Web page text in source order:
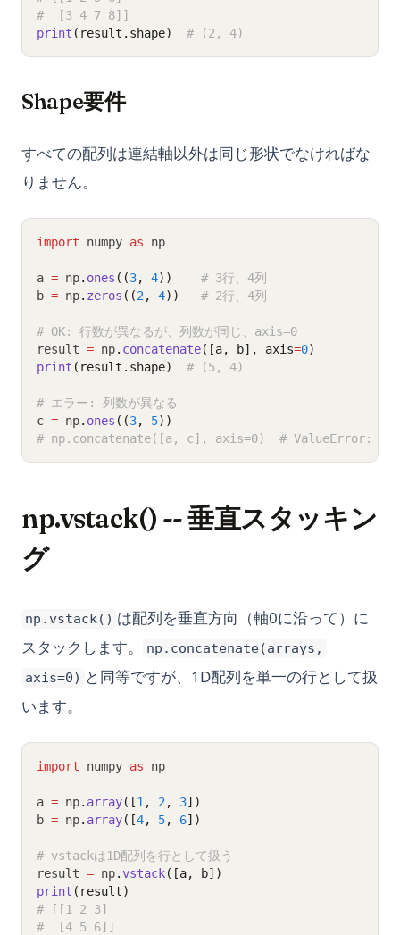
#  [3 4 7 8]]
print (result.shape) # (2, 4)
Shape要件
すべての配列は連結軸以外は同じ形状でなければな
りません。
import numpy as np
a = np. ones ((3, 4))
# 3行、4列
b = np. zeros ((2 , 4)) # 2行、4列
# OK: 行数が異なるが、列数が同じ、axis=0
result = np. concatenate([a, b], axis=0)
print (result.shape) # (5, 4)
# エラー: 列数が異なる
c = np. ones ((3, 5))
# np.concatenate([a, c], axis=0)  # ValueError:
np.vstack() -- 垂直スタッキン
グ
np.vstack() は配列を垂直方向（軸0に沿って）に
スタックします。
np.concatenate(arrays,
axis=0) と同等ですが、1D配列を単一の行として扱
います。
import numpy as np
a = np. array([1 , 2 , 3])
b = np. array([4, 5, 6])
# vstackは1D配列を行として扱う
result = np.vstack([a, b])
print (result)
# [[1 2 3]
#  [4 5 6]]